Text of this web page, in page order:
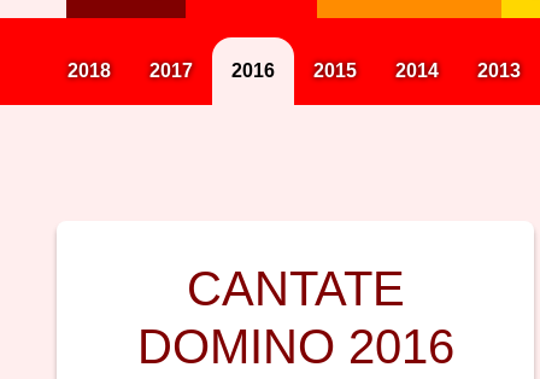
2018 2017 2016 2015 2014 2013
CANTATE
DOMINO 2016